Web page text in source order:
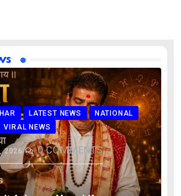
LATEST NEWS
NATIONAL
VIRAL NEWS
2026 0COMMENTS